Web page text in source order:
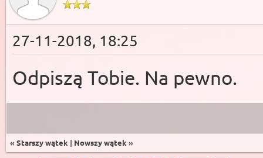
27-11-2018, 18:25
Odpiszą Tobie. Na pewno.
« Starszy wątek | Nowszy wątek »